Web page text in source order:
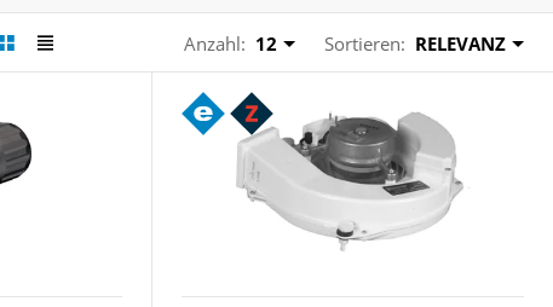
Anzahl: 12 Sortieren: RELEVANZ